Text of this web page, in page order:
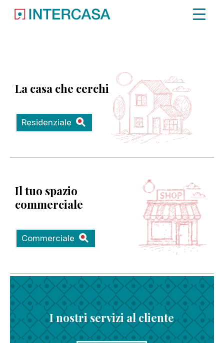
La casa che cerchi
Residenziale
Il tuo spazio
commerciale
Commerciale
I nostri servizi al cliente